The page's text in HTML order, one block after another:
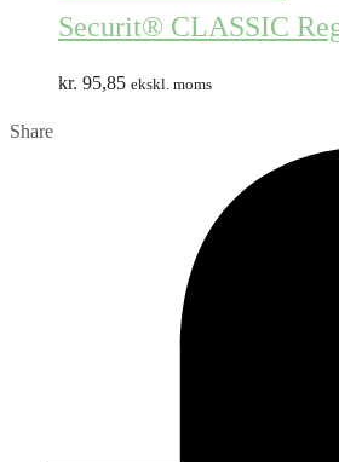
Securit® CLASSIC
kr. 95,85 ekskl. moms
Share